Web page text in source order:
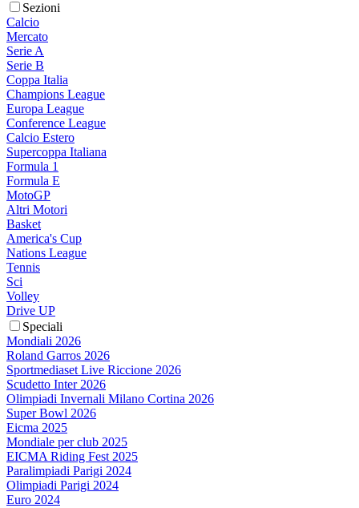
Sezioni
Calcio
Mercato
Serie A
Serie B
Coppa Italia
Champions League
Europa League
Conference League
Calcio Estero
Supercoppa Italiana
Formula 1
Formula E
MotoGP
Altri Motori
Basket
America's Cup
Nations League
Tennis
Sci
Volley
Drive UP
Speciali
Mondiali 2026
Roland Garros 2026
Sportmediaset Live Riccione 2026
Scudetto Inter 2026
Olimpiadi Invernali Milano Cortina 2026
Super Bowl 2026
Eicma 2025
Mondiale per club 2025
EICMA Riding Fest 2025
Paralimpiadi Parigi 2024
Olimpiadi Parigi 2024
Euro 2024